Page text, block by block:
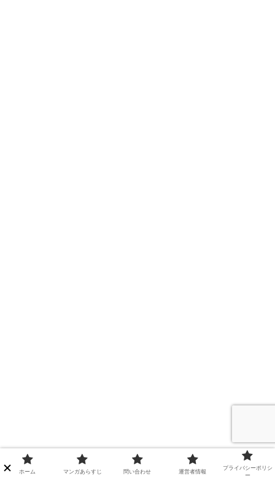
ホーム マンガあらすじ 問い合わせ 運営者情報
プライバシーポリシ
ー